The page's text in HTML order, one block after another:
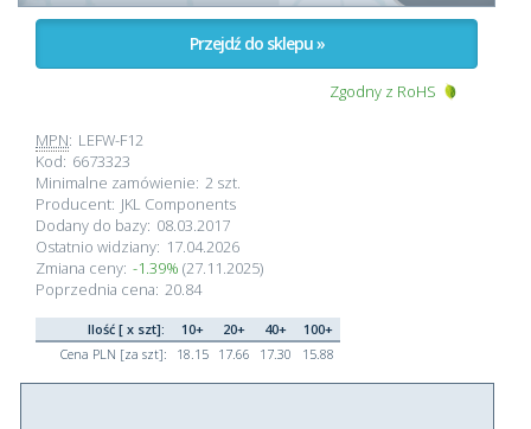
Przejdź do sklepu »
Zgodny z RoHS
MPN: LEFW-F12
Kod: 6673323
Minimalne zamówienie: 2 szt.
Producent: JKL Components
Dodany do bazy: 08.03.2017
Ostatnio widziany: 17.04.2026
Zmiana ceny: -1.39% (27.11.2025)
Poprzednia cena: 20.84
Ilość [ x szt]: 10+ 20+ 40+
100+
Cena PLN [za szt]:
18.15 17.66 17.30 15.88